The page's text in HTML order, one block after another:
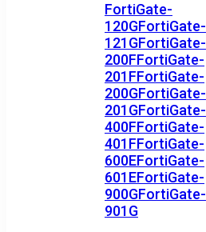
FortiGate-
120GFortiGate-
121GFortiGate-
200FFortiGate-
201FFortiGate-
200GFortiGate-
201GFortiGate-
400FFortiGate-
401FFortiGate-
600EFortiGate-
601EFortiGate-
900GFortiGate-
901G